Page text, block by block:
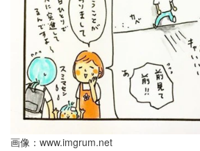
画像： www.imgrum.net